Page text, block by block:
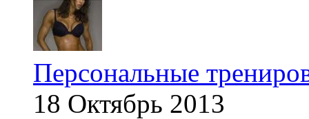
Персональные
18 Октябрь 2013